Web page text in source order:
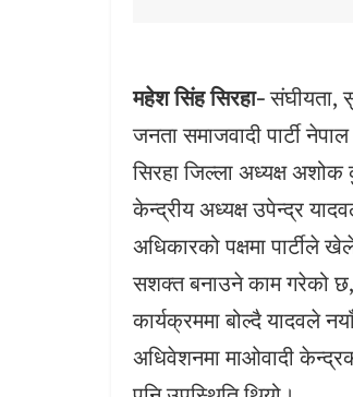
महेश सिंह सिरहा-संघीयता,
जनता समाजवादी पार्टी
सिरहा जिल्ला अध्यक्ष
केन्द्रीय अध्यक्ष उपेन्द्र
अधिकारको पक्षमा पार्टीले
सशक्त बनाउने काम गरेको
कार्यक्रममा बोल्दै यादवले
अधिवेशनमा माओवादी